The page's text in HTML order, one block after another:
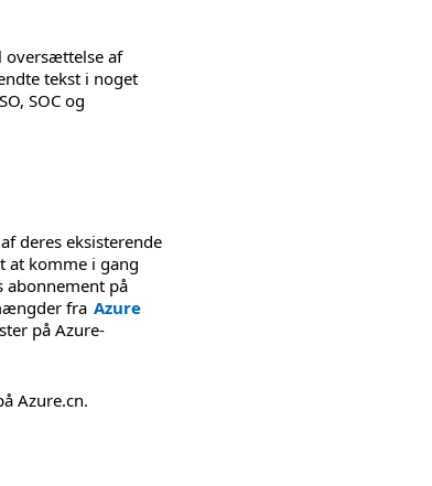
oversættelse af
tekst i noget
SOC og
deres eksisterende
at komme i gang
abonnement på
fra Azure
på Azure-
Azure.cn.